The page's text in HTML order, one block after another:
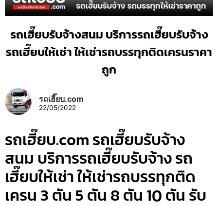
รถเฮี๊ยบรับจ้างสนม บริการรถเฮี๊ยบรับจ้าง
รถเฮี๊ยบให้เช่า ให้เช่ารถบรรทุกติดเครนราคา
ถูก
รถเฮี๊ยบ.com
22/05/2022
รถเฮี๊ยบ.com รถเฮี๊ยบรับจ้าง
สนม บริการรถเฮี๊ยบรับจ้าง รถ
เฮี๊ยบให้เช่า ให้เช่ารถบรรทุกติด
เครน 3 ตัน 5 ตัน 8 ตัน 10 ตัน รับ